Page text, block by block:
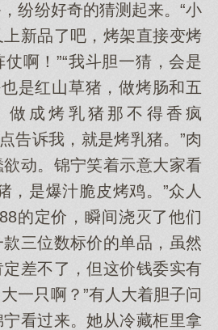
纷纷好奇的猜测起来。“小
新品了吧，烤架直接变烤
啊！”“我斗胆一猜，会是
是红山草猪，做烤肠和五
做成烤乳猪那不得香疯
告诉我，就是烤乳猪。”肉
动。锦宁笑着示意大家看
，是爆汁脆皮烤鸡。”众人
的定价，瞬间浇灭了他们
三位数标价的单品，虽然
差不了，但这价钱委实有
一只啊？”有人大着胆子问
看过来。她从冷藏柜里拿